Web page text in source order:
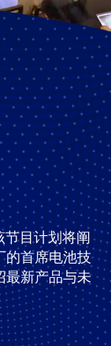
节目计划将阐
的首席电池技
最新产品与未